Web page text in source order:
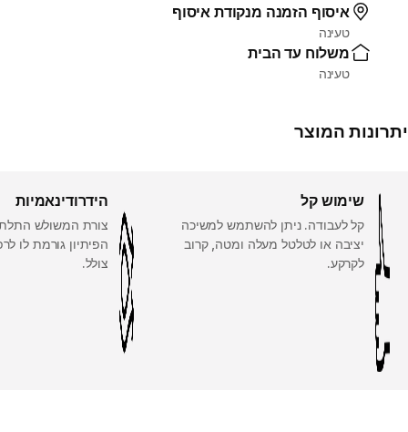
איסוף הזמנה מנקודת איסוף
טעינה
משלוח עד הבית
טעינה
יתרונות המוצר
שימוש קל
קל לעבודה. ניתן להשתמש למשיכה
יציבה או לטלטל מעלה ומטה, קרוב
לקרקע.
הידרודינאמיות
צורת המשולש
הפיתיון גורמת לו
צולל.